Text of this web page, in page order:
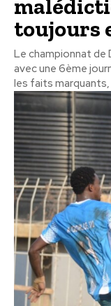
toujours
Le championnat de
avec une 6ème
les faits marquants,